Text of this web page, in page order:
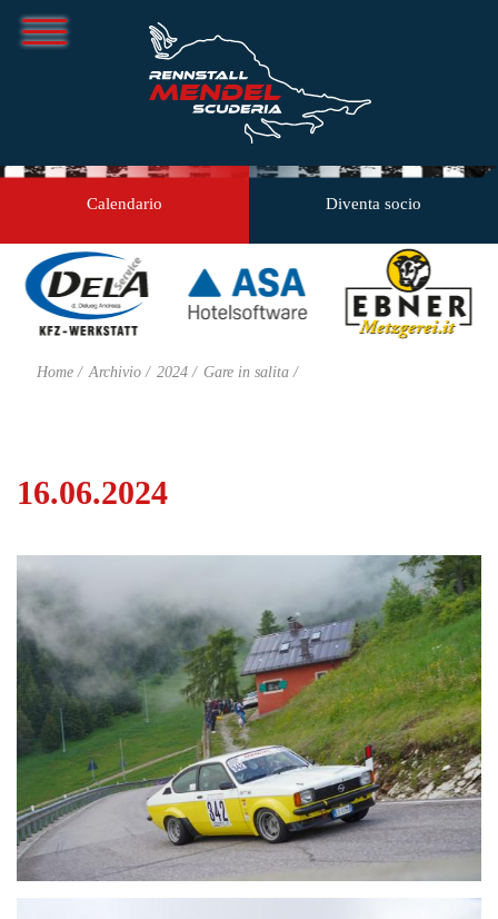
Calendario Diventa socio
Home Archivio 2024 Gare in salita
16.06.2024